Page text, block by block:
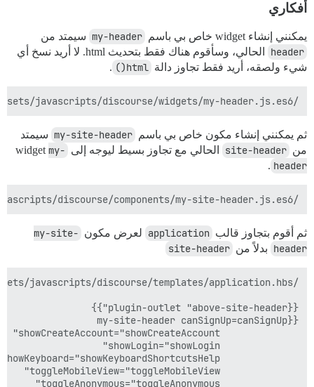
أفكاري
يمكنني إنشاء widget خاص بي باسم my-header سيمتد من
header
الحالي، وسأقوم هناك فقط بتحديث html. لا أريد نسخ أي
شيء ولصقه، أريد فقط تجاوز دالة html()
.
/plugins/discourse-foo/assets/javascripts/discourse/widgets/my-header.js.es6
ثم يمكنني إنشاء مكون خاص بي باسم my-site-header سيمتد
من site-header الحالي مع تجاوز بسيط ليوجه إلى widget my-
header
.
/plugins/discourse-foo/assets/javascripts/discourse/components/my-site-header.js.es6
ثم أقوم بتجاوز قالب application لعرض مكون my-site-
header بدلاً من site-header